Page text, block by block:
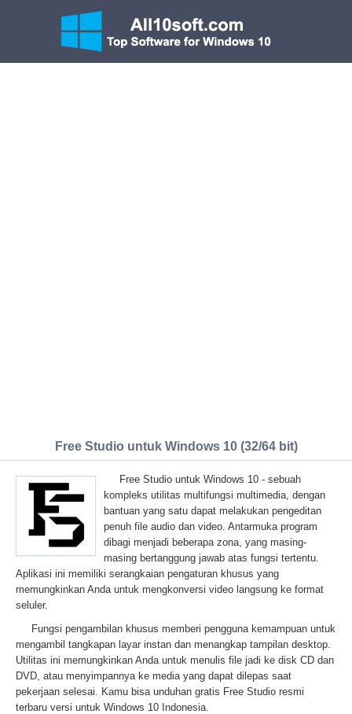
Free Studio untuk Windows 10 (32/64 bit)
Free Studio untuk Windows 10 - sebuah
kompleks utilitas multifungsi multimedia, dengan
bantuan yang satu dapat melakukan pengeditan
penuh file audio dan video. Antarmuka program
dibagi menjadi beberapa zona, yang masing-
masing bertanggung jawab atas fungsi tertentu.
Aplikasi ini memiliki serangkaian pengaturan khusus yang
memungkinkan Anda untuk mengkonversi video langsung ke format
seluler.
Fungsi pengambilan khusus memberi pengguna kemampuan untuk
mengambil tangkapan layar instan dan menangkap tampilan desktop.
Utilitas ini memungkinkan Anda untuk menulis file jadi ke disk CD dan
DVD, atau menyimpannya ke media yang dapat dilepas saat
pekerjaan selesai. Kamu bisa unduhan gratis Free Studio resmi
terbaru versi untuk Windows 10 Indonesia.